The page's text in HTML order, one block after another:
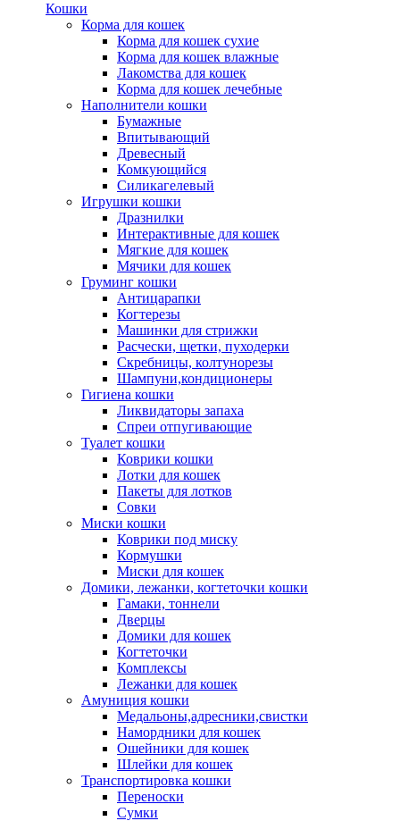
Кошки
Корма для кошек
Корма для кошек сухие
Корма для кошек влажные
Лакомства для кошек
Корма для кошек лечебные
Наполнители кошки
Бумажные
Впитывающий
Древесный
Комкующийся
Силикагелевый
Игрушки кошки
Дразнилки
Интерактивные для кошек
Мягкие для кошек
Мячики для кошек
Груминг кошки
Антицарапки
Когтерезы
Машинки для стрижки
Расчески, щетки, пуходерки
Скребницы, колтунорезы
Шампуни,кондиционеры
Гигиена кошки
Ликвидаторы запаха
Спреи отпугивающие
Туалет кошки
Коврики кошки
Лотки для кошек
Пакеты для лотков
Совки
Миски кошки
Коврики под миску
Кормушки
Миски для кошек
Домики, лежанки, когтеточки кошки
Гамаки, тоннели
Дверцы
Домики для кошек
Когтеточки
Комплексы
Лежанки для кошек
Амуниция кошки
Медальоны,адресники,свистки
Намордники для кошек
Ошейники для кошек
Шлейки для кошек
Транспортировка кошки
Переноски
Сумки